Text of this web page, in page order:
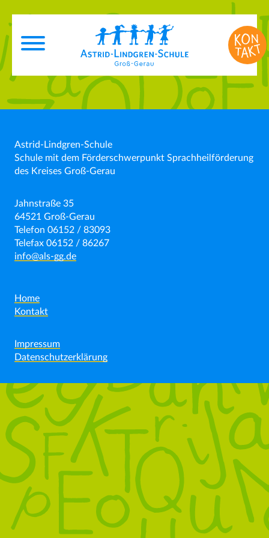
Astrid-Lindgren-Schule
Schule mit dem Förderschwerpunkt Sprachheilförderung
des Kreises Groß-Gerau
Jahnstraße 35
64521 Groß-Gerau
Telefon 06152 / 83093
Telefax 06152 / 86267
info@als-gg.de
Home
Kontakt
Impressum
Datenschutzerklärung